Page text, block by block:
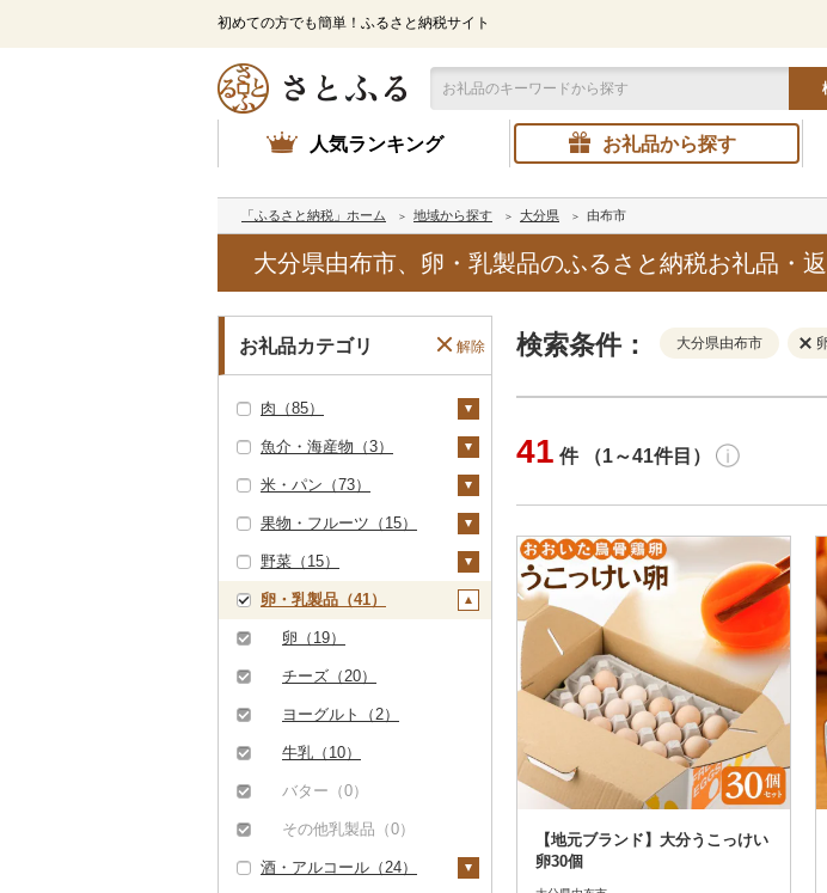
初めての方でも簡単！ふるさと納税サイト
人気ランキング お礼品から探す
「ふるさと納税」ホーム 地域から探す 大分県 由布市
大分県由布市、卵・乳製品のふるさと納税お礼品・
お礼品カテゴリ 解除
肉（85）
牛肉（精肉）（50）
ステーキ（16）
すき焼き（18）
しゃぶしゃぶ（17）
焼肉（6）
牛タン（0）
和牛（1）
黒毛和牛（42）
白老牛（0）
仙台牛（0）
米沢牛（0）
山形牛（0）
牛肉（加工品）（7）
ハンバーグ（4）
もつ鍋（0）
ローストビーフ（1）
ビーフジャーキー
（2）
豚肉（精肉）（1）
ステーキ（0）
すき焼き（0）
しゃぶしゃぶ（1）
焼肉（0）
アグー豚（0）
その他豚肉（精肉）
豚肉（加工品）（1
7）
ハンバーグ（0）
ー（17）
ベーコン・サラミ
（0）
鶏肉（24）
2）
唐揚げ（7）
中津からあげ（0）
水炊き（0）
地鶏（0）
スカン）（0）
鴨肉（0）
猪肉（0）
その他肉・加工品
魚介・海産物（3）
カニ（0）
エビ（0）
いくら（0）
うに（0）
明太子・たらこ（0）
その他魚卵（0）
貝（0）
うなぎ（0）
鮮魚（0）
イカ・タコ（0）
海苔・海藻（1）
米・パン（73）
米（26）
精米（20）
無洗米（1）
玄米（5）
金芽米（0）
ゆめぴりか（0）
つや姫（0）
コシヒカリ（0）
はえぬき（0）
さがびより（0）
雑穀（5）
餅（1）
その他穀物加工品
果物・フルーツ（15）
ぶどう・マスカット
（0）
いちご（2）
野菜（15）
いも（1）
じゃがいも（1）
さつまいも（0）
その他いも（0）
トマト（1）
フルーツトマト（1）
ミニトマト（0）
その他トマト（0）
玉ねぎ（1）
ねぎ（0）
とうもろこし（0）
根菜（1）
人参（1）
大根（0）
アスパラガス（2）
豆（1）
卵・乳製品（41）
卵（19）
チーズ（20）
ヨーグルト（2）
牛乳（10）
バター（0）
その他乳製品（0）
酒・アルコール（24）
検索条件： 大分県由布市
決済方法 解除
PayPay
クレジットカード決済
Amazon Pay
楽天ペイ
コンビニ支払い
ソフトバンクまとめて支払い
d払い
金融機関(Pay-easy決済)
41 件 （1～41件目）
【地元ブランド】大分うこっけい
卵30個